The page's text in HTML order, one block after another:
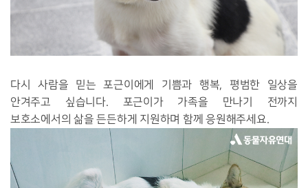
다시 사람을 믿는 포근이에게 기쁨과 행복, 평범한 일상을
안겨주고 싶습니다. 포근이가 가족을 만나기 전까지
보호소에서의 삶을 든든하게 지원하며 함께 응원해주세요.